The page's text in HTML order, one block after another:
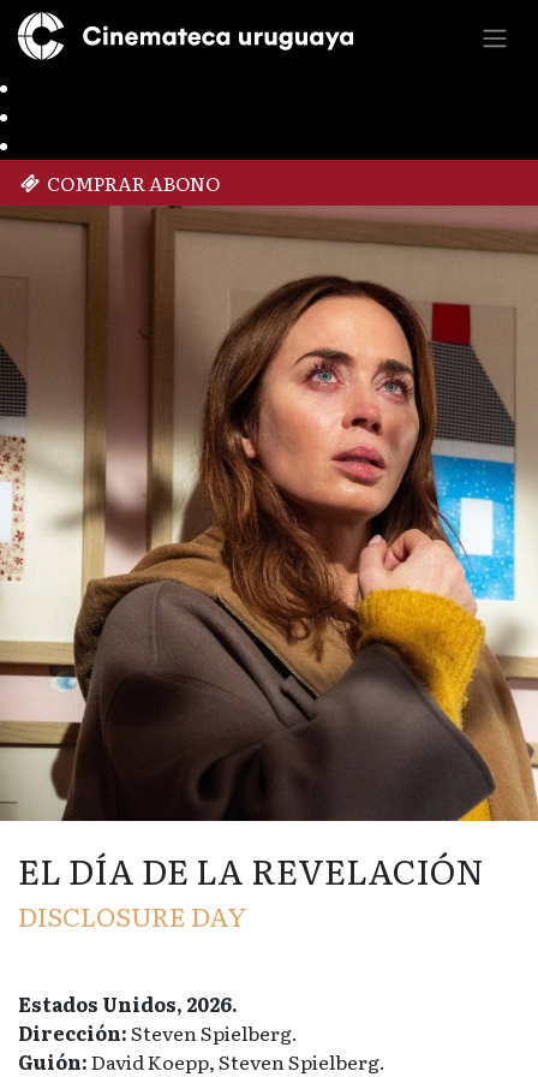
COMPRAR ABONO
EL DÍA DE LA REVELACIÓN
DISCLOSURE DAY
Estados Unidos, 2026.
Dirección:Steven Spielberg.
Guión:David Koepp, Steven Spielberg.